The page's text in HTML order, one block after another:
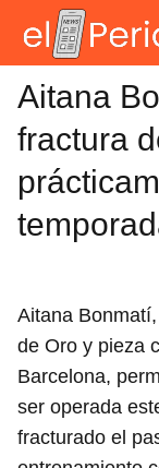
Aitana
fractura
Aitana
de Oro y pieza
Barcelona,
ser operada
fracturado el